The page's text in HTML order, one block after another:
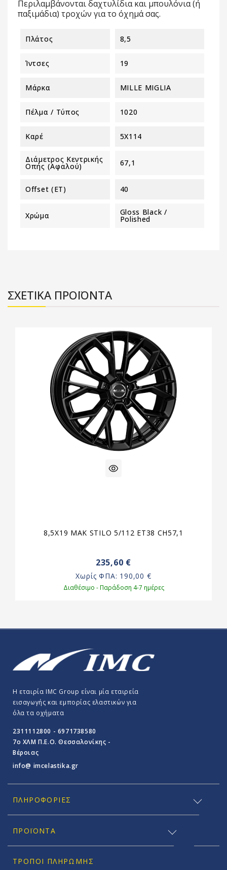
Περιλαμβάνονται δαχτυλίδια και μπουλόνια (ή
παξιμάδια) τροχών για το όχημά σας.
Πλάτος 8,5
Ίντσες 19
Μάρκα MILLE MIGLIA
Πέλμα / Τύπος 1020
Καρέ 5X114
Διάμετρος Κεντρικής
Οπής (αφαλού) 67,1
Offset (ET) 40
Χρώμα Gloss Black /
Polished
ΣΧΕΤΙΚΑ ΠΡΟΪΟΝΤΑ
8,5X19 MAK STILO 5/112 ET38 CH57,1
235,60 €
Χωρίς ΦΠΑ: 190,00 €
Διαθέσιμο - Παράδοση 4-7 ημέρες
Η εταιρία IMC Group είναι μία εταιρεία
εισαγωγής και εμπορίας ελαστικών για
όλα τα οχήματα
2311112800 - 6971738580
7o ΧΛΜ Π.E.O. Θεσσαλονίκης -
Βέροιας
info@ imcelastika.gr
ΠΛΗΡΟΦΟΡΊΕΣ
ΠΡΟΪΟΝΤΑ
ΤΡΌΠΟΙ ΠΛΗΡΩΜΉΣ